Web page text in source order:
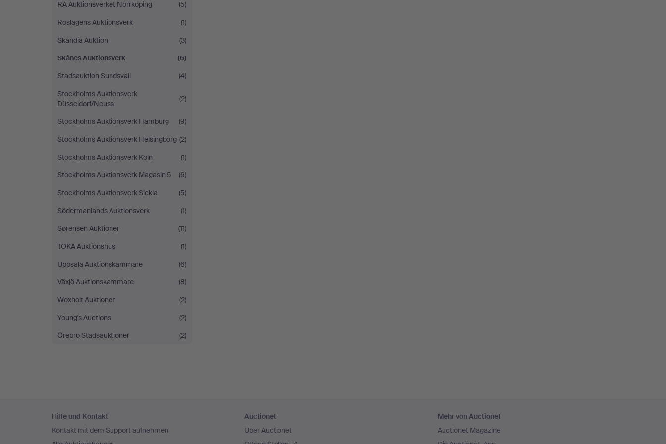
RA Auktionsverket Norrköping
(5)
Roslagens Auktionsverk
(1)
Skandia Auktion
(3)
Skånes Auktionsverk
(6)
Stadsauktion Sundsvall
(4)
Stockholms Auktionsverk
Düsseldorf/Neuss
(2)
Stockholms Auktionsverk Hamburg
(9)
Stockholms Auktionsverk Helsingborg (2)
Stockholms Auktionsverk Köln
(1)
Stockholms Auktionsverk Magasin 5
(6)
Stockholms Auktionsverk Sickla
(5)
Södermanlands Auktionsverk
(1)
Sørensen Auktioner
(11)
TOKA Auktionshus
(1)
Uppsala Auktionskammare
(6)
Växjö Auktionskammare
(8)
Woxholt Auktioner
(2)
Young's Auctions
(2)
Örebro Stadsauktioner
(2)
Navigation
Hilfe und Kontakt
Kontakt mit dem Support aufnehmen
Auctionet
Über Auctionet
Mehr von Auctionet
Auctionet Magazine